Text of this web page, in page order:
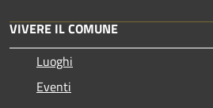
VIVERE IL COMUNE
Luoghi
Eventi